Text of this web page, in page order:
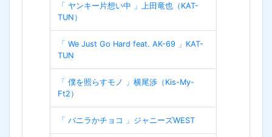
「 ヤンキー片想い中 」上田竜也（KAT-
TUN）
「 We Just Go Hard feat. AK-69 」KAT-
TUN
「 僕を照らすモノ 」横尾渉（Kis-My-
Ft2）
「 バニラかチョコ 」ジャニーズWEST